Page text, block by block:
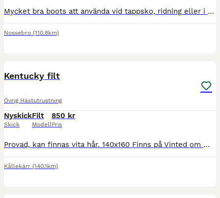
Mycket bra boots att använda vid tappsko, ridning eller i hagen. Mycket sparsamt använda (se bilder) två är använda lite mer då hästen gått med bara två ibland. Inga skavanker förutom normalt slitage
Nossebro (110.8km)
Kentucky filt
Övrig Hästutrustning
Nyskick
Skick
Filt
Modell
850 kr
Pris
Provad, kan finnas vita hår. 140x160 Finns på Vinted om man vill köpa där.
Kållekärr (140.1km)